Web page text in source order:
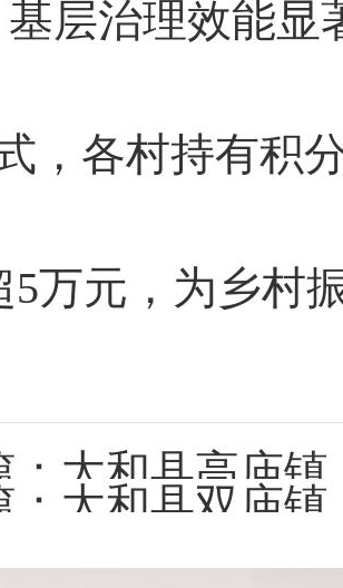
基层治理效能
，各村持有积
5万元，为乡村
太和县高庙镇
太和县双庙镇：